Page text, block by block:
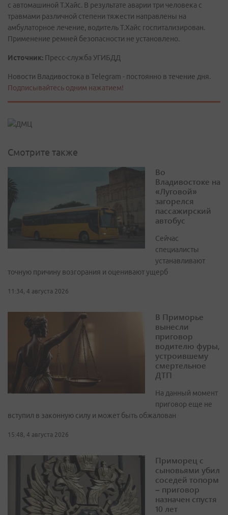
с автомашиной Т.Хайс. В результате аварии три человека с
травмами различной степени тяжести направлены на
амбулаторное лечение, водитель Т.Хайс госпитализирован.
Применение ремней безопасности не установлено.
Источник: Пресс-служба УГИБДД
Новости Владивостока в Telegram - постоянно в течение дня.
Подписывайтесь одним нажатием!
Смотрите также
Во
Владивостоке на
«Луговой»
загорелся
пассажирский
автобус
Сейчас
специалисты
устанавливают
точную причину возгорания и оценивают ущерб
11:34, 4 августа 2026
В Приморье
вынесли
приговор
водителю фуры,
устроившему
смертельное
ДТП
На данный момент
приговор еще не
вступил в законную силу и может быть обжалован
15:48, 4 августа 2026
Приморец с
сыновьями убил
соседей топорм
– приговор
назначен спустя
10 лет